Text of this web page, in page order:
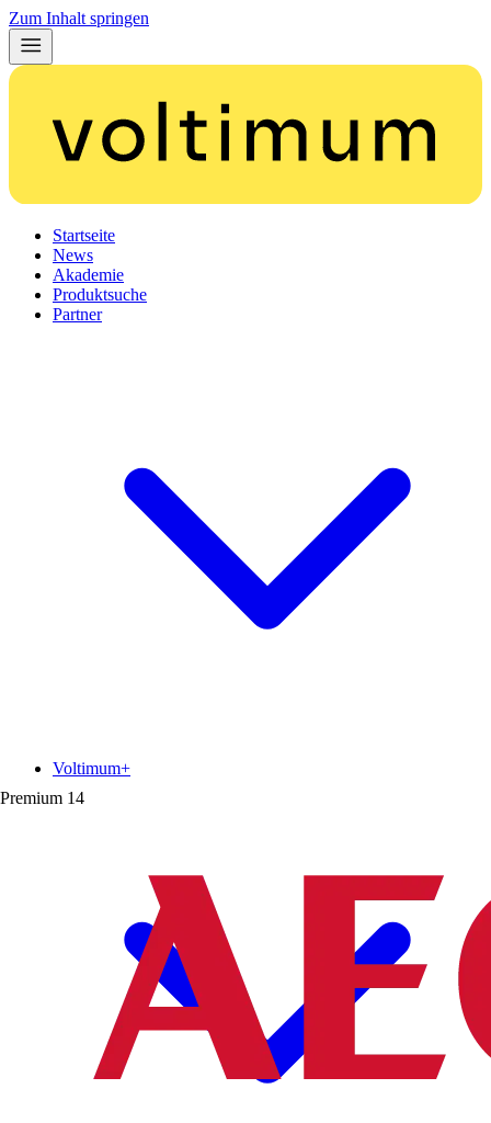
Zum Inhalt springen
Startseite
News
Akademie
Produktsuche
Partner
Premium 14
Voltimum+